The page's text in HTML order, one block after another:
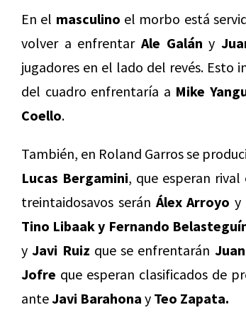
En el masculino el morbo está
volver a enfrentar Ale Galán y
jugadores en el lado del revés.
del cuadro enfrentaría a Mike
Coello.
También, en Roland Garros se
Lucas Bergamini, que esperan rival
treintaidosavos serán Álex Arroyo y
Tino Libaak y Fernando
yJavi Ruiz que se enfrentarán
Jofre que esperan clasificados de
anteJavi Barahona y Teo Zapata.